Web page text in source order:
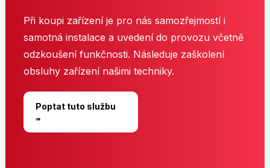
Při koupi zařízení je pro nás samozřejmostí i
samotná instalace a uvedení do provozu včetně
odzkoušení funkčnosti. Následuje zaškolení
obsluhy zařízení našimi techniky.
Poptat tuto službu